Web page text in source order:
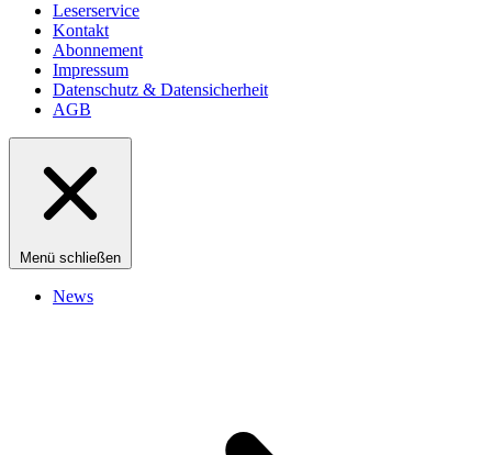
Leserservice
Kontakt
Abonnement
Impressum
Datenschutz & Datensicherheit
AGB
Menü schließen
News